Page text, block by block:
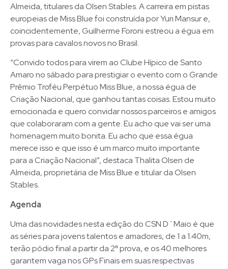
Almeida, titulares da Olsen Stables. A carreira em pistas
europeias de Miss Blue foi construída por Yuri Mansur e,
coincidentemente, Guilherme Foroni estreou a égua em
provas para cavalos novos no Brasil.
“Convido todos para virem ao Clube Hípico de Santo
Amaro no sábado para prestigiar o evento com o Grande
Prêmio Troféu Perpétuo Miss Blue, a nossa égua de
Criação Nacional, que ganhou tantas coisas. Estou muito
emocionada e quero convidar nossos parceiros e amigos
que colaboraram com a gente. Eu acho que vai ser uma
homenagem muito bonita. Eu acho que essa égua
merece isso e que isso é um marco muito importante
para a Criação Nacional”, destaca Thalita Olsen de
Almeida, proprietária de Miss Blue e titular da Olsen
Stables.
Agenda
Uma das novidades nesta edição do CSN D´Maio é que
as séries para jovens talentos e amadores, de 1 a 1.40m,
terão pódio final a partir da 2ª prova, e os 40 melhores
garantem vaga nos GPs Finais em suas respectivas